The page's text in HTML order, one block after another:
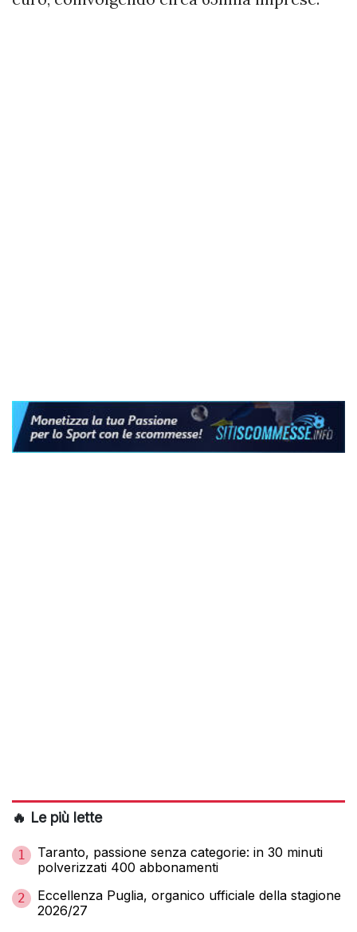
🔥 Le più lette
1
Taranto, passione senza categorie: in 30 minuti
polverizzati 400 abbonamenti
2
Eccellenza Puglia, organico ufficiale della stagione
2026/27